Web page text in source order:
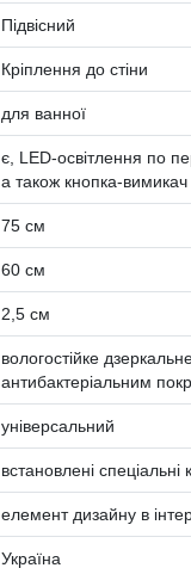
Підвісний
Кріплення до стіни
для ванної
є, LED-освітлення по
а також кнопка-вимикач
75 см
60 см
2,5 см
вологостійке
антибактеріальним
універсальний
встановлені спеціальні
елемент дизайну в
Україна